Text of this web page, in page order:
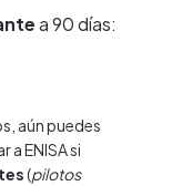
a 90 días:
aún puedes
a ENISA si
(pilotos